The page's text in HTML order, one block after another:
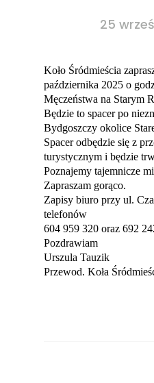
25
Koło Śródmieścia
października 2025 o
Męczeństwa na Starym
Będzie to spacer po
Bydgoszczy okolice
Spacer odbędzie się z
turystycznym i będzie
Poznajemy tajemnicze
Zapraszam gorąco.
Zapisy biuro przy ul.
telefonów
604 959 320 oraz 692
Pozdrawiam
Urszula Tauzik
Przewod. Koła